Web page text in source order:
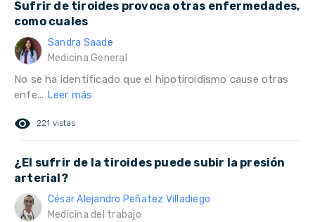
Sufrir de tiroides provoca otras enfermedades,
como cuales
Sandra Saade
Medicina General
No se ha identificado que el hipotiroidismo cause otras
enfe... Leer más
remove_red_eye 221 vistas
¿El sufrir de la tiroides puede subir la presión
arterial?
César Alejandro Peñatez Villadiego
Medicina del trabajo